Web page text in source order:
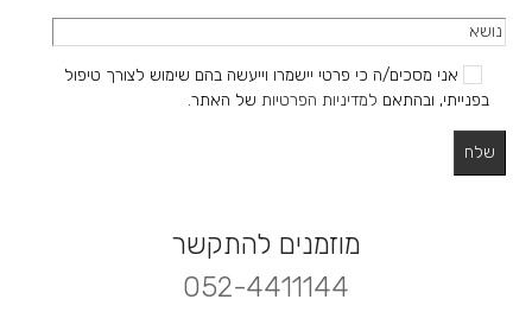
אני מסכים/ה כי פרטי יישמרו וייעשה בהם שימוש לצורך טיפול
בפנייתי, ובהתאם למדיניות הפרטיות של האתר.
מוזמנים להתקשר
052-4411144